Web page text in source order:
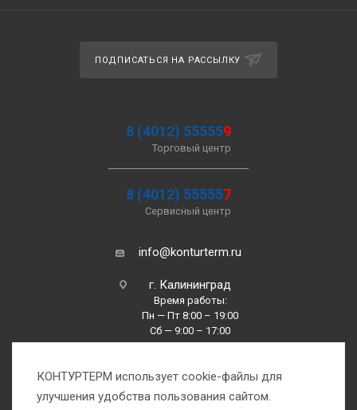
ПОДПИСАТЬСЯ НА РАССЫЛКУ
8 (4012) 555559
Торговый центр
8 (4012) 555557
Сервисный центр
info@konturterm.ru
г. Калининград
Время работы:
Пн — Пт 8:00 – 19:00
Сб — 9:00 – 17:00
Вс —10:00 – 16:00
КОНТУРТЕРМ использует cookie-файлы для
улучшения удобства пользования сайтом.